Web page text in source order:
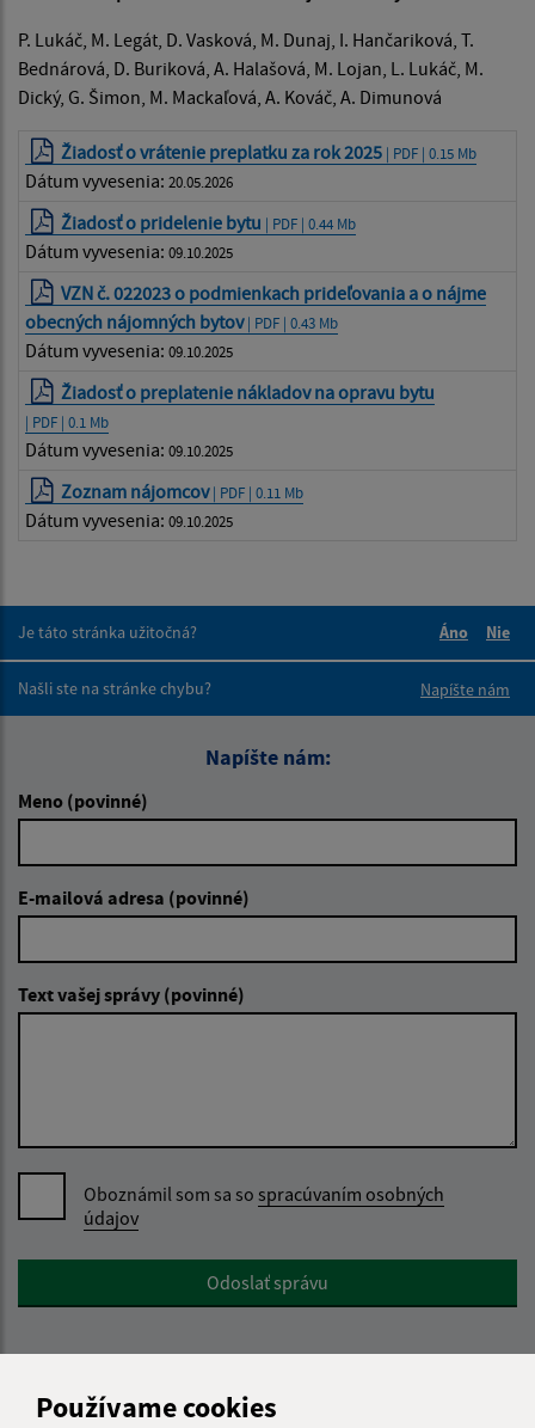
Používame cookies
P. Lukáč, M. Legát, D. Vasková, M. Dunaj, I. Hančariková, T.
Bednárová, D. Buriková, A. Halašová, M. Lojan, L. Lukáč, M.
Dický, G. Šimon, M. Mackaľová, A. Kováč, A. Dimunová
Žiadosť o vrátenie preplatku za rok 2025 | PDF | 0.15 Mb
Dátum vyvesenia: 20.05.2026
Žiadosť o pridelenie bytu | PDF | 0.44 Mb
Dátum vyvesenia: 09.10.2025
VZN č. 022023 o podmienkach prideľovania a o nájme
obecných nájomných bytov| PDF | 0.43 Mb
Dátum vyvesenia: 09.10.2025
Žiadosť o preplatenie nákladov na opravu bytu
| PDF | 0.1 Mb
Dátum vyvesenia: 09.10.2025
Zoznam nájomcov| PDF | 0.11 Mb
Dátum vyvesenia: 09.10.2025
Je táto stránka užitočná?
Áno
Nie
Našli ste na stránke chybu?
Napíšte nám
Napíšte nám:
Meno (povinné)
E-mailová adresa (povinné)
Text vašej správy (povinné)
Oboznámil som sa so spracúvaním osobných
údajov
Google reCaptcha ResponseOdoslať správu
Úradné hodiny: